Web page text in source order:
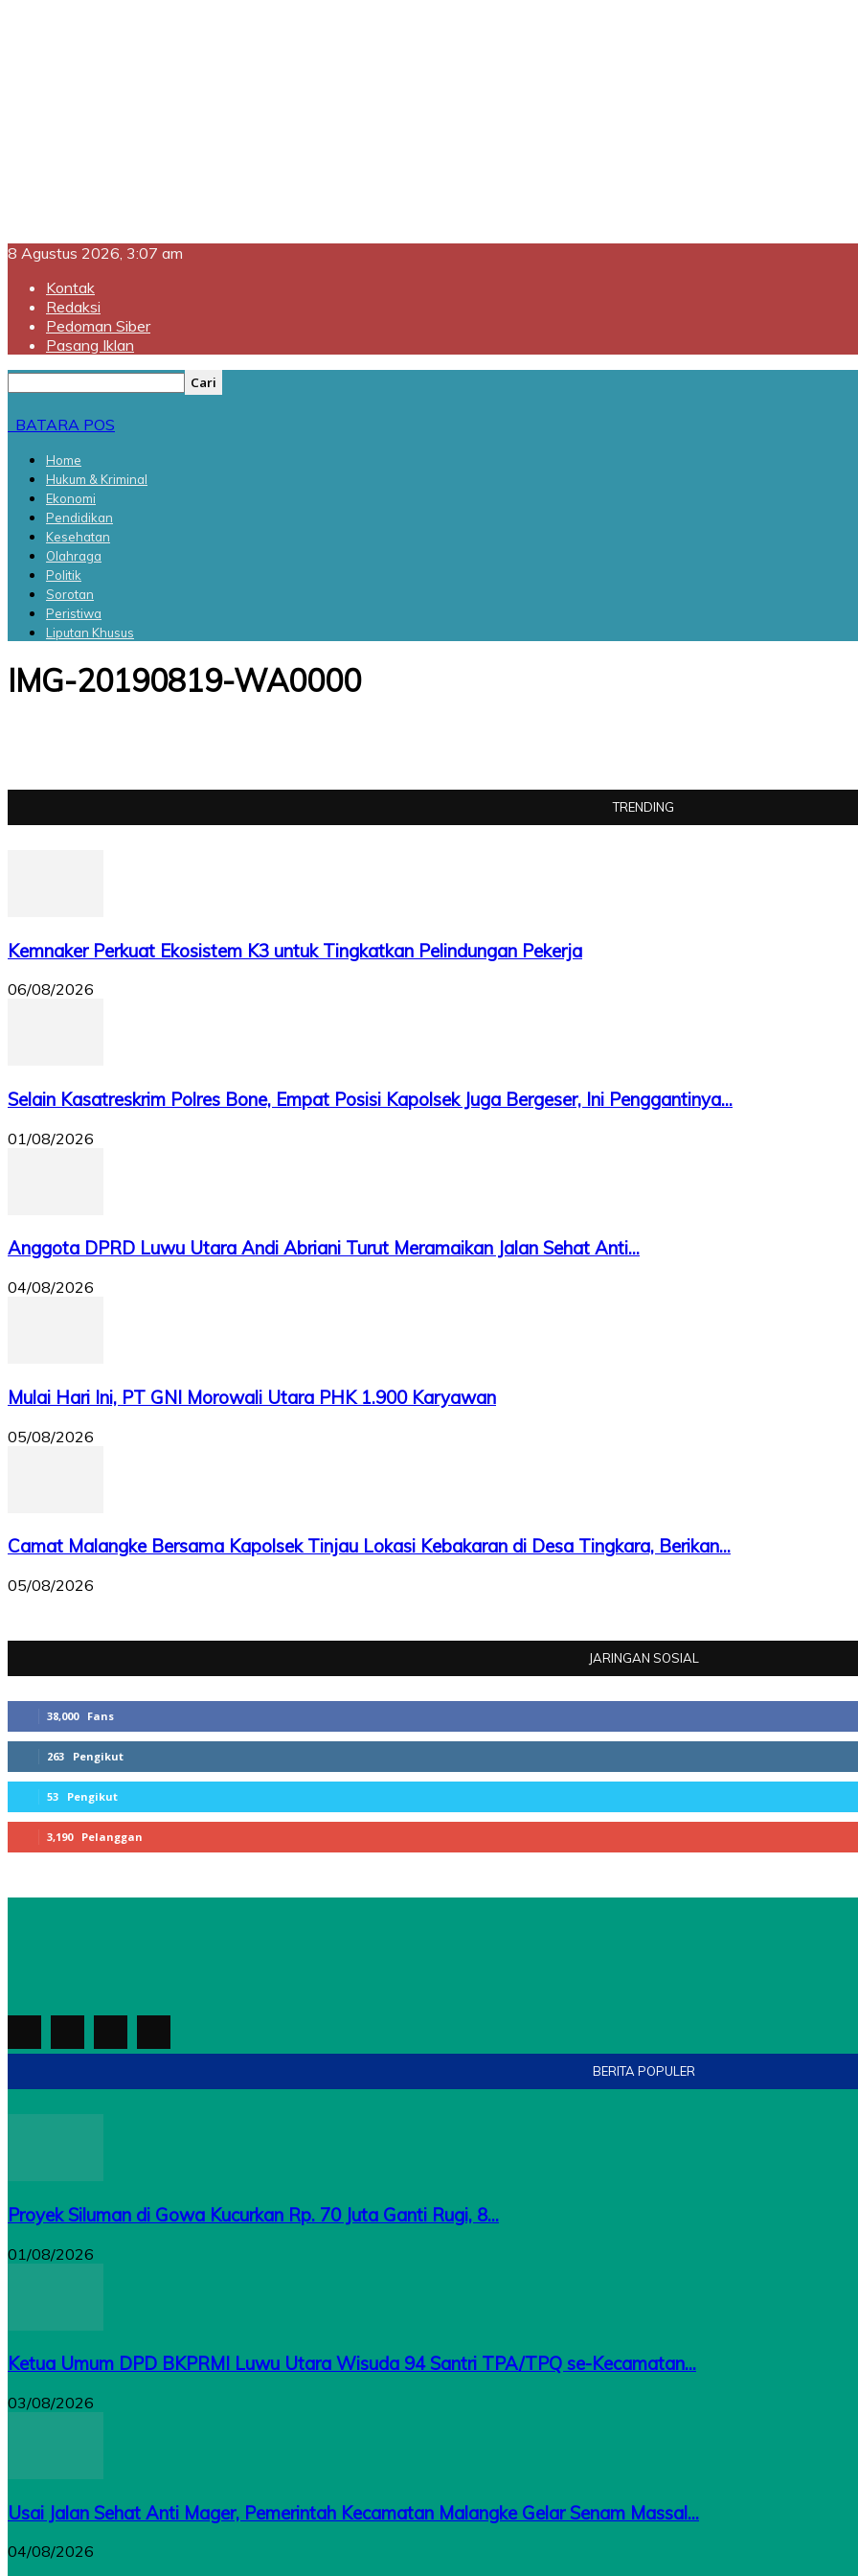
8 Agustus 2026, 3:07 am
Kontak
Redaksi
Pedoman Siber
Pasang Iklan
BATARA POS
Home
Hukum & Kriminal
Ekonomi
Pendidikan
Kesehatan
Olahraga
Politik
Sorotan
Peristiwa
Liputan Khusus
IMG-20190819-WA0000
TRENDING
Kemnaker Perkuat Ekosistem K3 untuk Tingkatkan Pelindungan Pekerja
06/08/2026
Selain Kasatreskrim Polres Bone, Empat Posisi Kapolsek Juga Bergeser, Ini Penggantinya...
01/08/2026
Anggota DPRD Luwu Utara Andi Abriani Turut Meramaikan Jalan Sehat Anti...
04/08/2026
Mulai Hari Ini, PT GNI Morowali Utara PHK 1.900 Karyawan
05/08/2026
Camat Malangke Bersama Kapolsek Tinjau Lokasi Kebakaran di Desa Tingkara, Berikan...
05/08/2026
JARINGAN SOSIAL
38,000 Fans
263 Pengikut
53 Pengikut
3,190 Pelanggan
BERITA POPULER
Proyek Siluman di Gowa Kucurkan Rp. 70 Juta Ganti Rugi, 8...
01/08/2026
Ketua Umum DPD BKPRMI Luwu Utara Wisuda 94 Santri TPA/TPQ se-Kecamatan...
03/08/2026
Usai Jalan Sehat Anti Mager, Pemerintah Kecamatan Malangke Gelar Senam Massal...
04/08/2026